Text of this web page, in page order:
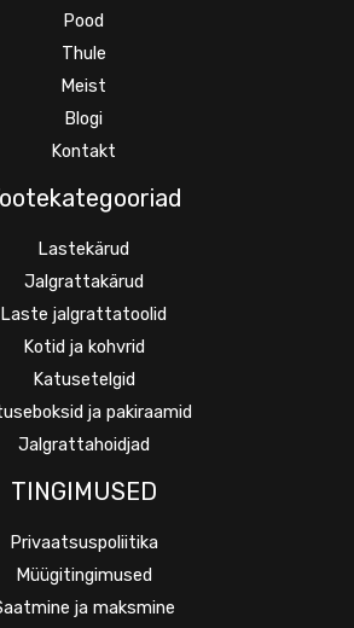
Pood
Thule
Meist
Blogi
Kontakt
Lastekärud
Jalgrattakärud
Laste jalgrattatoolid
Kotid ja kohvrid
Katusetelgid
ja pakiraamid
Jalgrattahoidjad
TINGIMUSED
Privaatsuspoliitika
Müügitingimused
ja maksmine